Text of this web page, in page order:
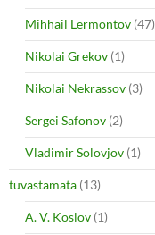
Mihhail Lermontov (47)
Nikolai Grekov (1)
Nikolai Nekrassov (3)
Sergei Safonov (2)
Vladimir Solovjov (1)
tuvastamata (13)
A. V. Koslov (1)